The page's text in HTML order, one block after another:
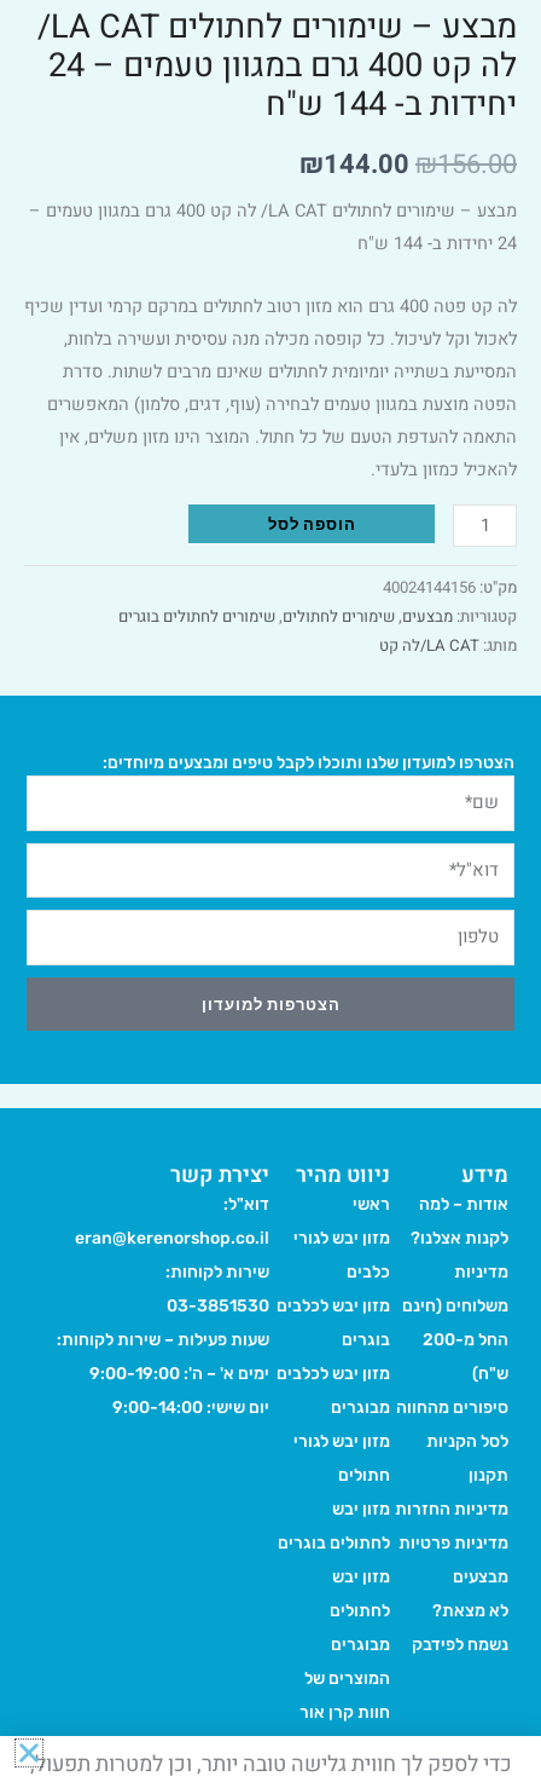
מבצע – שימורים לחתולים LA CAT/
לה קט 400 גרם במגוון טעמים – 24
יחידות ב- 144 ש"ח
₪156.00
₪144.00
מבצע – שימורים לחתולים LA CAT/ לה קט 400 גרם במגוון טעמים –
24 יחידות ב- 144 ש"ח
לה קט פטה 400 גרם הוא מזון רטוב לחתולים במרקם קרמי ועדין שכיף
לאכול וקל לעיכול. כל קופסה מכילה מנה עסיסית ועשירה בלחות,
המסייעת בשתייה יומיומית לחתולים שאינם מרבים לשתות. סדרת
הפטה מוצעת במגוון טעמים לבחירה (עוף, דגים, סלמון) המאפשרים
התאמה להעדפת הטעם של כל חתול. המוצר הינו מזון משלים, אין
להאכיל כמזון בלעדי.
ש"ח
הוספה לסל
מק"ט:40024144156
קטגוריות:מבצעים,שימורים לחתולים,שימורים לחתולים בוגרים
מותג:LA CAT/לה קט
הצטרפו למועדון שלנו ותוכלו לקבל טיפים ומבצעים מיוחדים:
הצטרפות למועדון
ניווט מהיר
ראשי
מזון יבש לגורי
כלבים
מזון יבש לכלבים
בוגרים
מזון יבש לכלבים
מבוגרים
מזון יבש לגורי
חתולים
מזון יבש
לחתולים בוגרים
מזון יבש
לחתולים
מבוגרים
המוצרים של
חוות קרן אור
מידע
אודות – למה
לקנות אצלנו?
מדיניות
משלוחים (חינם
החל מ-200
ש"ח)
סיפורים מהחווה
לסל הקניות
תקנון
מדיניות החזרות
מדיניות פרטיות
מבצעים
לא מצאת?
נשמח לפידבק
יצירת קשר
דוא"ל:
eran@kerenorshop.co.il
שירות לקוחות:
03-3851530
שעות פעילות – שירות לקוחות:
ימים א' – ה': 9:00-19:00
יום שישי: 9:00-14:00
כדי לספק לך חווית גלישה טובה יותר, וכן למטרות תפעול,